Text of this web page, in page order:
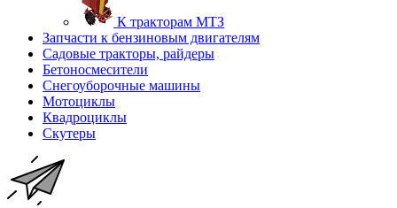
К тракторам МТЗ
Запчасти к бензиновым двигателям
Садовые тракторы, райдеры
Бетоносмесители
Снегоуборочные машины
Мотоциклы
Квадроциклы
Скутеры